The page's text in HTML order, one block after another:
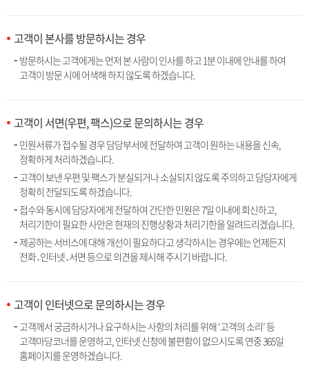
고객이 본사를 방문하시는 경우
방문하시는 고객에게는 먼저 본 사람이 인사를 하고 1분 이내에 안내를 하여
고객이 방문 시에 어색해 하지 않도록 하겠습니다.
고객이 서면(우편, 팩스)으로 문의하시는 경우
민원서류가 접수될 경우 담당부서에 전달하여 고객이 원하는 내용을 신속,
정확하게 처리하겠습니다.
고객이 보낸 우편 및 팩스가 분실되거나 소실되지 않도록 주의하고 담당자에게
정확히 전달되도록 하겠습니다.
접수와 동시에 담당자에게 전달하여 간단한 민원은 7일 이내에 회신하고,
처리기한이 필요한 사안은 현재의 진행상황과 처리기한을 알려드리겠습니다.
제공하는 서비스에 대해 개선이 필요하다고 생각하시는 경우에는 언제든지
전화․인터넷․서면 등으로 의견을 제시해 주시기 바랍니다.
고객이 인터넷으로 문의하시는 경우
고객께서 궁금하시거나 요구하시는 사항의 처리를 위해 ‘고객의 소리’ 등
고객마당코너를 운영하고, 인터넷 신청에 불편함이 없으시도록 연중 365일
홈페이지를 운영하겠습니다.